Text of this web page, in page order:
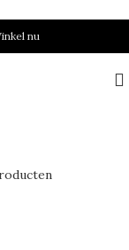
nu